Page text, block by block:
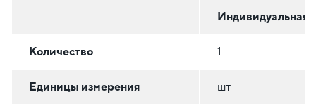
Индивидуальная
Количество 1
Единицы измерения шт